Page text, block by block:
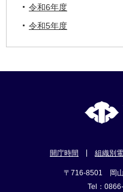
令和6年度
令和5年度
開庁時間 組織別
〒716-8501 岡山
Tel：